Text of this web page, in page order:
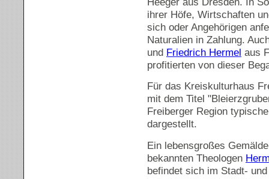
ihrer Höfe, Wirtschaften
sich oder Angehörigen
Naturalien in Zahlung.
und Friedrich Hermel aus
profitierten von dieser
Für das Kreiskulturhaus
mit dem Titel
Freiberger Region
dargestellt.
Ein lebensgroßes
bekannten Theologen
befindet sich im Stadt-